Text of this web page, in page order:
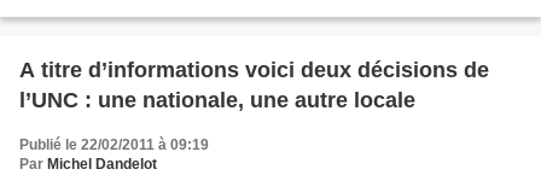
A titre d’informations voici deux décisions de
l’UNC : une nationale, une autre locale
Publié le 22/02/2011 à 09:19
Par Michel Dandelot